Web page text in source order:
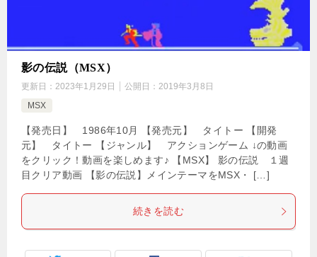
影の伝説（MSX）
更新日： 2023年1月29日 公開日： 2019年3月8日
MSX
【発売日】 1986年10月 【発売元】 タイトー 【開発
元】 タイトー 【ジャンル】 アクションゲーム ↓の動画
をクリック！動画を楽しめます♪ 【MSX】 影の伝説 １週
目クリア動画 【影の伝説】メインテーマをMSX・ […]
続きを読む